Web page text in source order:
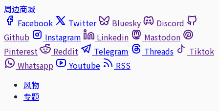
周边商城
Facebook
Twitter Bluesky
Discord
Github
Instagram Linkedin
Mastodon
Pinterest
Reddit Telegram Threads
Tiktok
Whatsapp
Youtube
RSS
风物
专题